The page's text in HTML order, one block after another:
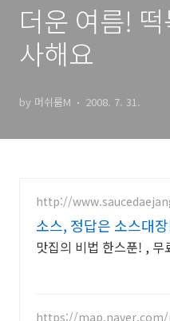
더운 여름! 떡볶이샐러드 근
사해요
by 머쉬룸M 2008. 7. 31.
http://
소스, 정답은 소스대
맛집의 비법 한스푼! , 무
https://